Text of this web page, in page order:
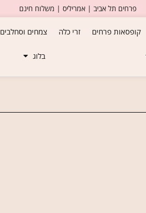
פרחים תל אביב | אמריליס | משלוח חינם
קופסאות פרחים זרי כלה צמחים וסחלבים
בלוג